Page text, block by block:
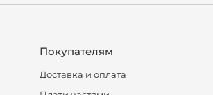
Покупателям
Доставка и оплата